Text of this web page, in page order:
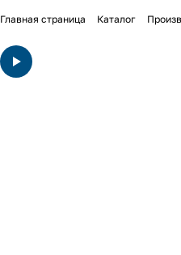
Главная страница Каталог